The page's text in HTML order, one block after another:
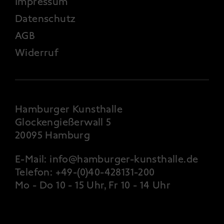
Datenschutz
AGB
Widerruf
Hamburger Kunsthalle
Glockengießerwall 5
20095 Hamburg
E-Mail: info@hamburger-kunsthalle.de
Telefon: +49-(0)40-428131-200
Mo - Do 10 - 15 Uhr, Fr 10 - 14 Uhr